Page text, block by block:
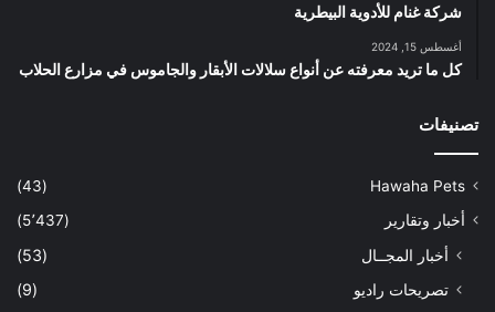
شركة غنام للأدوية البيطرية
أغسطس 15, 2024
كل ما تريد معرفته عن أنواع سلالات الأبقار والجاموس في مزارع الحلاب
تصنيفات
Hawaha Pets
(43)
أخبار وتقارير
(5٬437)
أخبار المجــال
(53)
تصريحات راديو
(9)